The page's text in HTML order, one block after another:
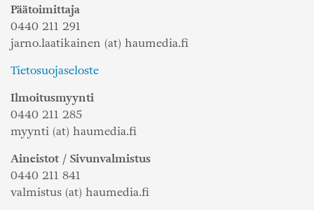
Päätoimittaja
0440 211 291
jarno.laatikainen (at) haumedia.fi
Tietosuojaseloste
Ilmoitusmyynti
0440 211 285
myynti (at) haumedia.fi
Aineistot / Sivunvalmistus
0440 211 841
valmistus (at) haumedia.fi